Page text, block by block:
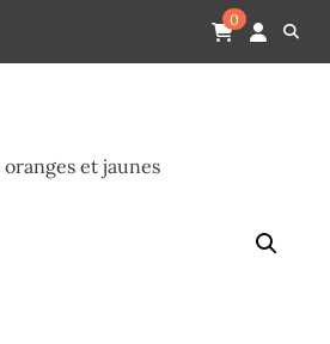
Michel Gardechaux
0
et jaunes